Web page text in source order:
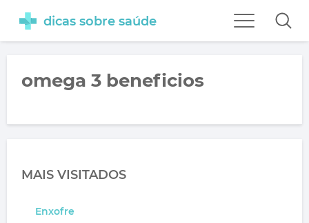
dicas sobre saúde
omega 3 beneficios
MAIS VISITADOS
Enxofre